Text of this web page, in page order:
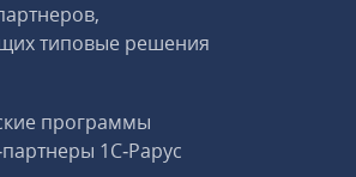
типовые решения
программы
1С‑Рарус